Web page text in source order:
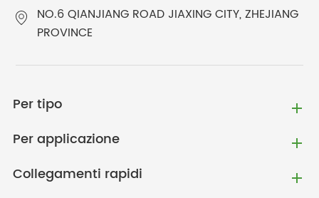
NO.6 QIANJIANG ROAD JIAXING CITY, ZHEJIANG
PROVINCE
Per tipo
Per applicazione
Collegamenti rapidi